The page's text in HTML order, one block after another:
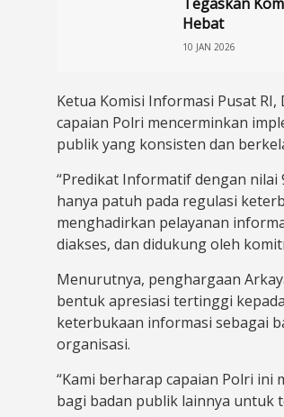
Hebat
10 JAN 2026
Ketua Komisi Informasi Pusat
capaian Polri mencerminkan
publik yang konsisten dan
“Predikat Informatif dengan
hanya patuh pada regulasi
menghadirkan pelayanan
diakses, dan didukung oleh
Menurutnya, penghargaan
bentuk apresiasi tertinggi
keterbukaan informasi sebagai
organisasi.
“Kami berharap capaian Polri ini
bagi badan publik lainnya untuk